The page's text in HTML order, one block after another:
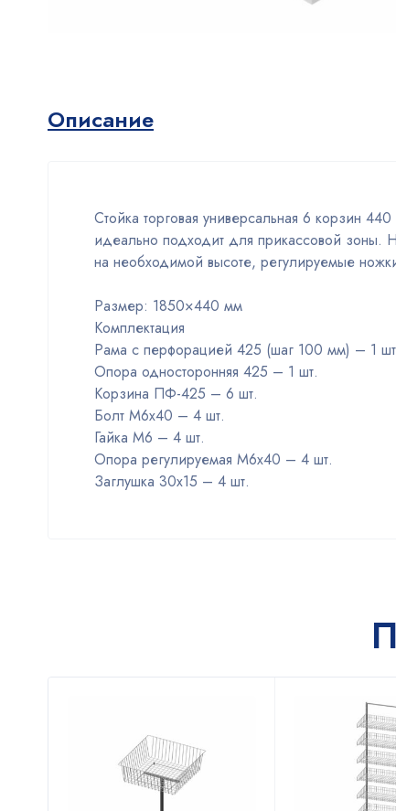
Описание
Стойка торговая универсальная 6 корзин
идеально подходит для прикассовой зоны.
на необходимой высоте, регулируемые
Размер: 1850×440 мм
Комплектация
Рама с перфорацией 425 (шаг 100 мм) – 1
Опора односторонняя 425 – 1 шт.
Корзина ПФ-425 – 6 шт.
Болт М6х40 – 4 шт.
Гайка М6 – 4 шт.
Опора регулируемая М6х40 – 4 шт.
Заглушка 30х15 – 4 шт.